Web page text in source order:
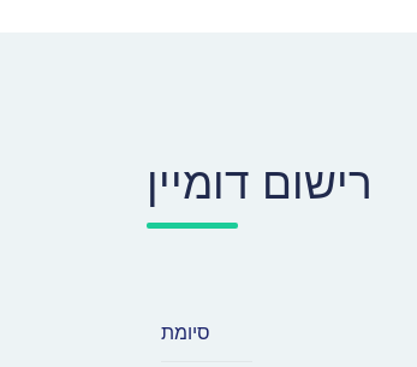
רישום דומיין
סיומת